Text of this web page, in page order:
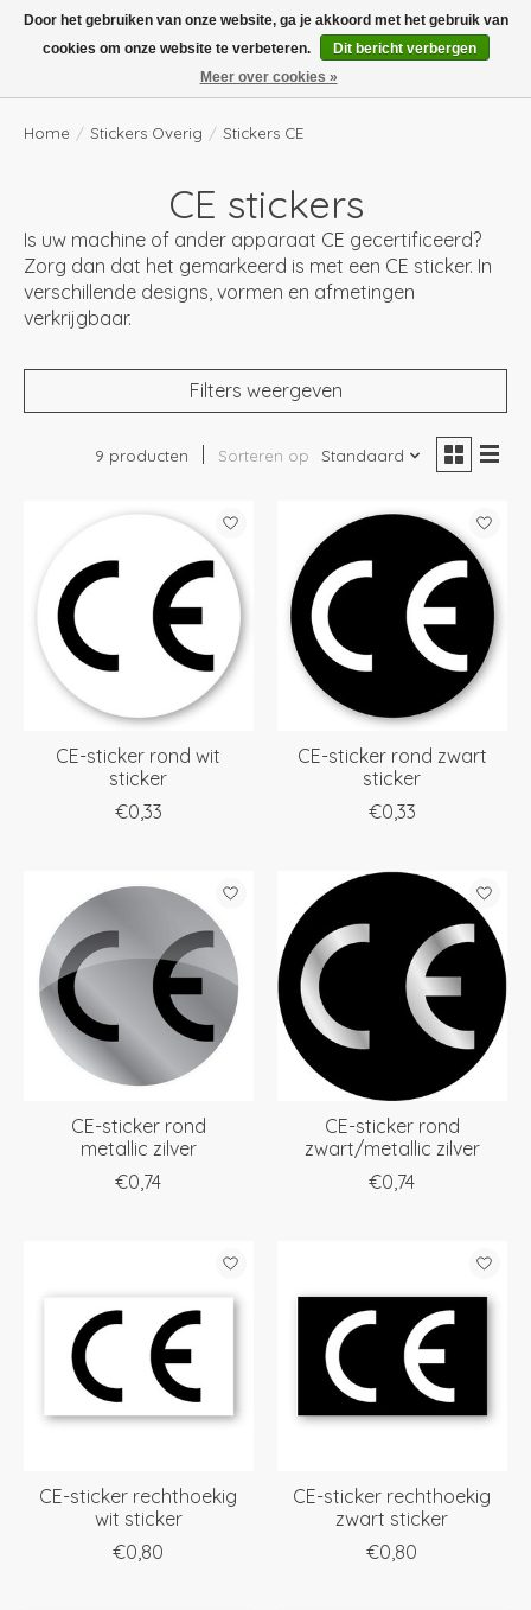
Boven de €100,- gratis verzending! Vóór 14.00 besteld, volgende dag in huis!
Verlanglijst
Home / Stickers Overig / Stickers CE
CE stickers
Is uw machine of ander apparaat CE gecertificeerd?
Zorg dan dat het gemarkeerd is met een CE sticker. In
verschillende designs, vormen en afmetingen
verkrijgbaar.
Filters weergeven
9 producten Sorteren op Standaard
CE-sticker rond wit
sticker
€0,33
CE-sticker rond zwart
sticker
€0,33
CE-sticker rond
metallic zilver
€0,74
CE-sticker rond
zwart/metallic zilver
€0,74
CE-sticker rechthoekig
wit sticker
€0,80
CE-sticker rechthoekig
zwart sticker
€0,80
Door het gebruiken van onze website, ga je akkoord met het gebruik van
cookies om onze website te verbeteren.
Dit bericht verbergen
Meer over cookies »